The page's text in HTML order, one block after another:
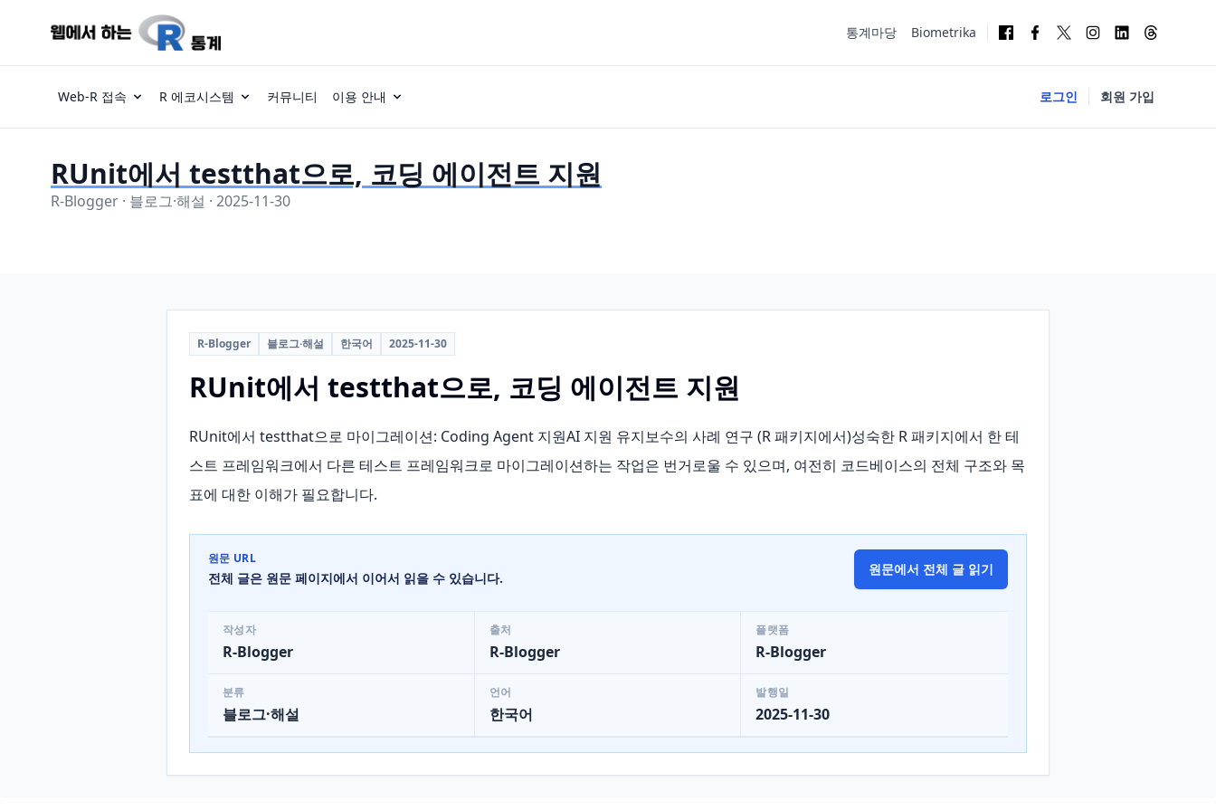
통계마당 Biometrika
Web-R 접속 R 에코시스템 커뮤니티 이용 안내 로그인 회원 가입
RUnit에서 testthat으로, 코딩 에이전트 지원
R-Blogger · 블로그·해설 · 2025-11-30
R-Blogger 블로그·해설 한국어 2025-11-30
RUnit에서 testthat으로, 코딩 에이전트 지원
RUnit에서 testthat으로 마이그레이션: Coding Agent 지원AI 지원 유지보수의 사례 연구 (R 패키지에서)성숙한 R 패키지에서 한 테
스트 프레임워크에서 다른 테스트 프레임워크로 마이그레이션하는 작업은 번거로울 수 있으며, 여전히 코드베이스의 전체 구조와 목
표에 대한 이해가 필요합니다.
원문 URL
전체 글은 원문 페이지에서 이어서 읽을 수 있습니다.
원문에서 전체 글 읽기
작성자
R-Blogger
출처
R-Blogger
플랫폼
R-Blogger
분류
블로그·해설
언어
한국어
발행일
2025-11-30